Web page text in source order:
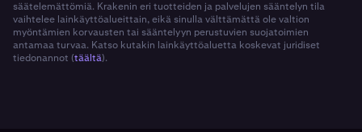
säätelemättömiä. Krakenin eri tuotteiden ja palvelujen sääntelyn tila
vaihtelee lainkäyttöalueittain, eikä sinulla välttämättä ole valtion
myöntämien korvausten tai sääntelyyn perustuvien suojatoimien
antamaa turvaa. Katso kutakin lainkäyttöaluetta koskevat juridiset
tiedonannot (täältä).